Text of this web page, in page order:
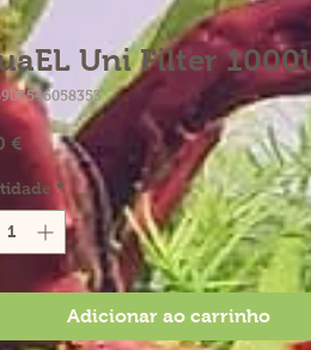
Uni Filter
€ Preço
*
Adicionar ao carrinho